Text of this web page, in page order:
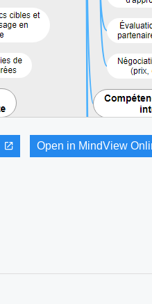
Open in MindView